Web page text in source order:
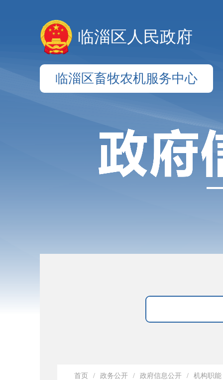
临淄区人民政府
临淄区畜牧农机服务中心
首页 / 政务公开 / 政府信息公开 / 机构职能